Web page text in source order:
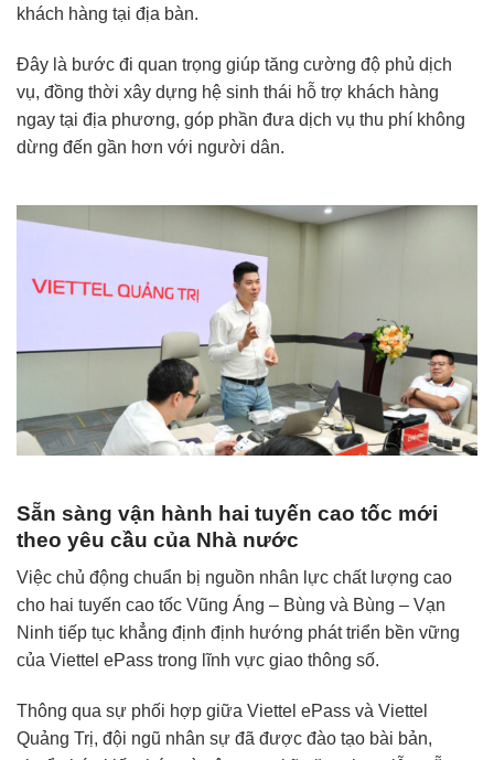
khách hàng tại địa bàn.
Đây là bước đi quan trọng giúp tăng cường độ phủ dịch
vụ, đồng thời xây dựng hệ sinh thái hỗ trợ khách hàng
ngay tại địa phương, góp phần đưa dịch vụ thu phí không
dừng đến gần hơn với người dân.
Sẵn sàng vận hành hai tuyến cao tốc mới
theo yêu cầu của Nhà nước
Việc chủ động chuẩn bị nguồn nhân lực chất lượng cao
cho hai tuyến cao tốc Vũng Áng – Bùng và Bùng – Vạn
Ninh tiếp tục khẳng định định hướng phát triển bền vững
của Viettel ePass trong lĩnh vực giao thông số.
Thông qua sự phối hợp giữa Viettel ePass và Viettel
Quảng Trị, đội ngũ nhân sự đã được đào tạo bài bản,